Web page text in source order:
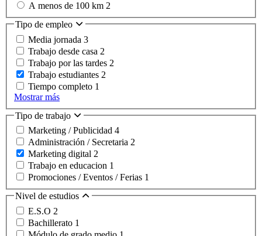
A menos de 100 km 2
Tipo de empleo
Media jornada 3
Trabajo desde casa 2
Trabajo por las tardes 2
Trabajo estudiantes 2
Tiempo completo 1
Mostrar más
Tipo de trabajo
Marketing / Publicidad 4
Administración / Secretaria 2
Marketing digital 2
Trabajo en educacion 1
Promociones / Eventos / Ferias 1
Nivel de estudios
E.S.O 2
Bachillerato 1